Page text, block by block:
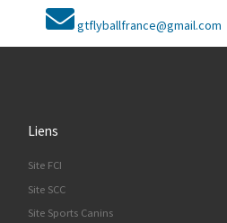
gtflyballfrance@gmail.com
Liens
Site FCI
Site SCC
Site Sports Canins